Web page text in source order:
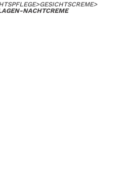
>GESICHTSCREME>
NACHTCREME